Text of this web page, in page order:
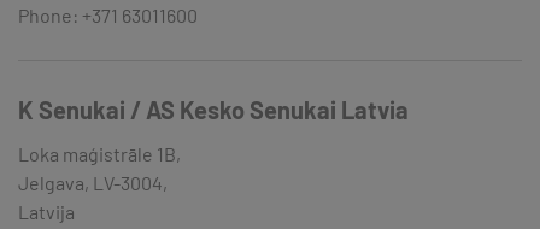
Phone: +371 63011600
K Senukai / AS Kesko Senukai Latvia
Loka maģistrāle 1B,
Jelgava, LV-3004,
Latvija